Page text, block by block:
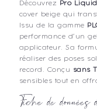
Découvrez Pro
cover beige qui
Issu de la gamme
performance d’un
applicateur. Sa
réaliser des poses
record. Conçu
sans
sensibles tout en
Fiche de